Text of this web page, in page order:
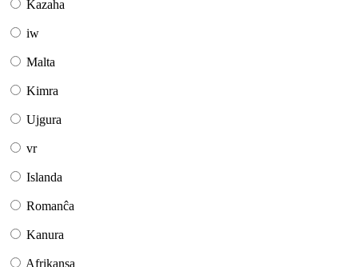
Kazaĥa
iw
Malta
Kimra
Ujgura
vr
Islanda
Romanĉa
Kanura
Afrikansa